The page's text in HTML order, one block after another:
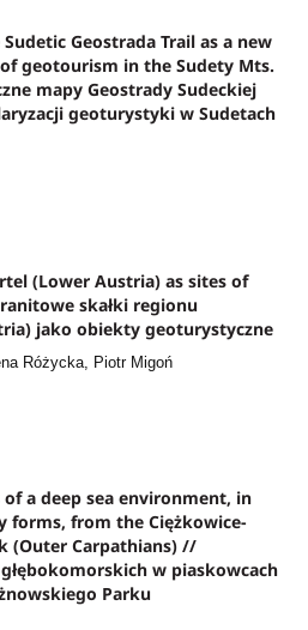
Geostrada Trail as a new
geotourism in the Sudety Mts.
mapy Geostrady Sudeckiej
geoturystyki w Sudetach
(Lower Austria) as sites of
skałki regionu
jako obiekty geoturystyczne
Różycka, Piotr Migoń
a deep sea environment, in
forms, from the Ciężkowice-
(Outer Carpathians) //
w piaskowcach
Parku